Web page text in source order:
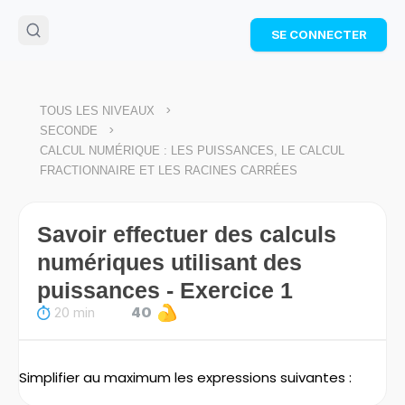
🌴Cahier de vacances offert
: révise les maths cet
Télécharge ton PDF gratuit et progresse avec des
SE CONNECTER
TOUS LES NIVEAUX >
SECONDE >
CALCUL NUMÉRIQUE : LES PUISSANCES, LE CALCUL
FRACTIONNAIRE ET LES RACINES CARRÉES
Savoir effectuer des calculs
numériques utilisant des
puissances - Exercice 1
20 min 40
Simplifier au maximum les expressions suivantes :